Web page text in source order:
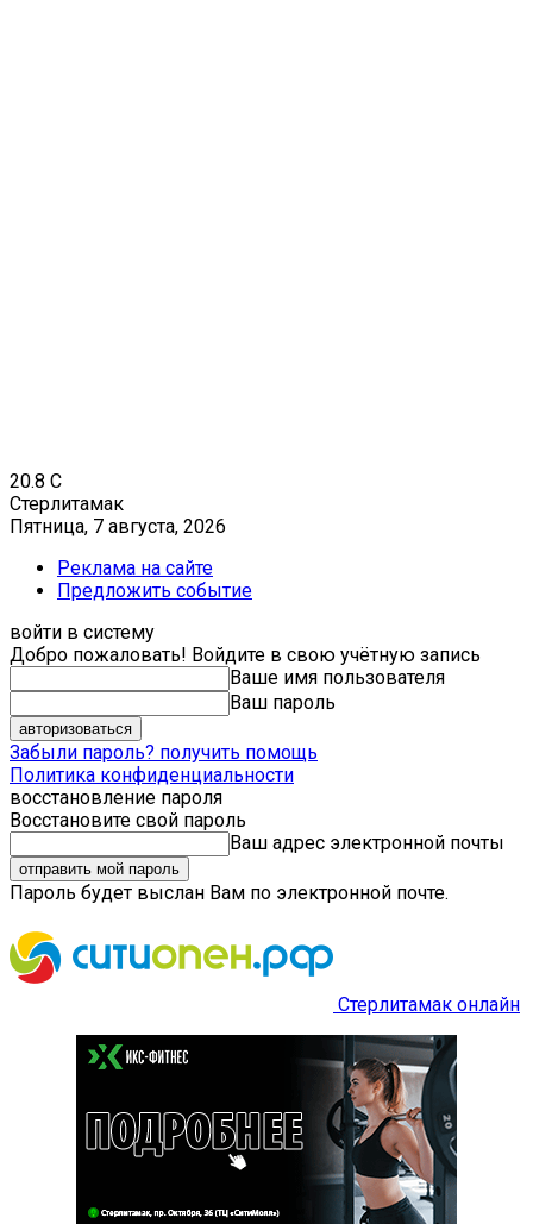
20.8 C
Стерлитамак
Пятница, 7 августа, 2026
Реклама на сайте
Предложить событие
войти в систему
Добро пожаловать! Войдите в свою учётную запись
Ваше имя пользователя
Ваш пароль
Забыли пароль? получить помощь
Политика конфиденциальности
восстановление пароля
Восстановите свой пароль
Ваш адрес электронной почты
Пароль будет выслан Вам по электронной почте.
Стерлитамак онлайн